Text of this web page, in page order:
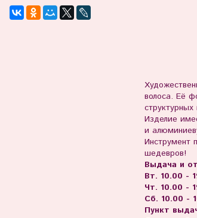
волоса. Её
Изделие
и
Инструмент
шедевров!
Выдача и
Вт. 10.00 -
Чт. 10.00 -
Сб. 10.00 -
Пункт